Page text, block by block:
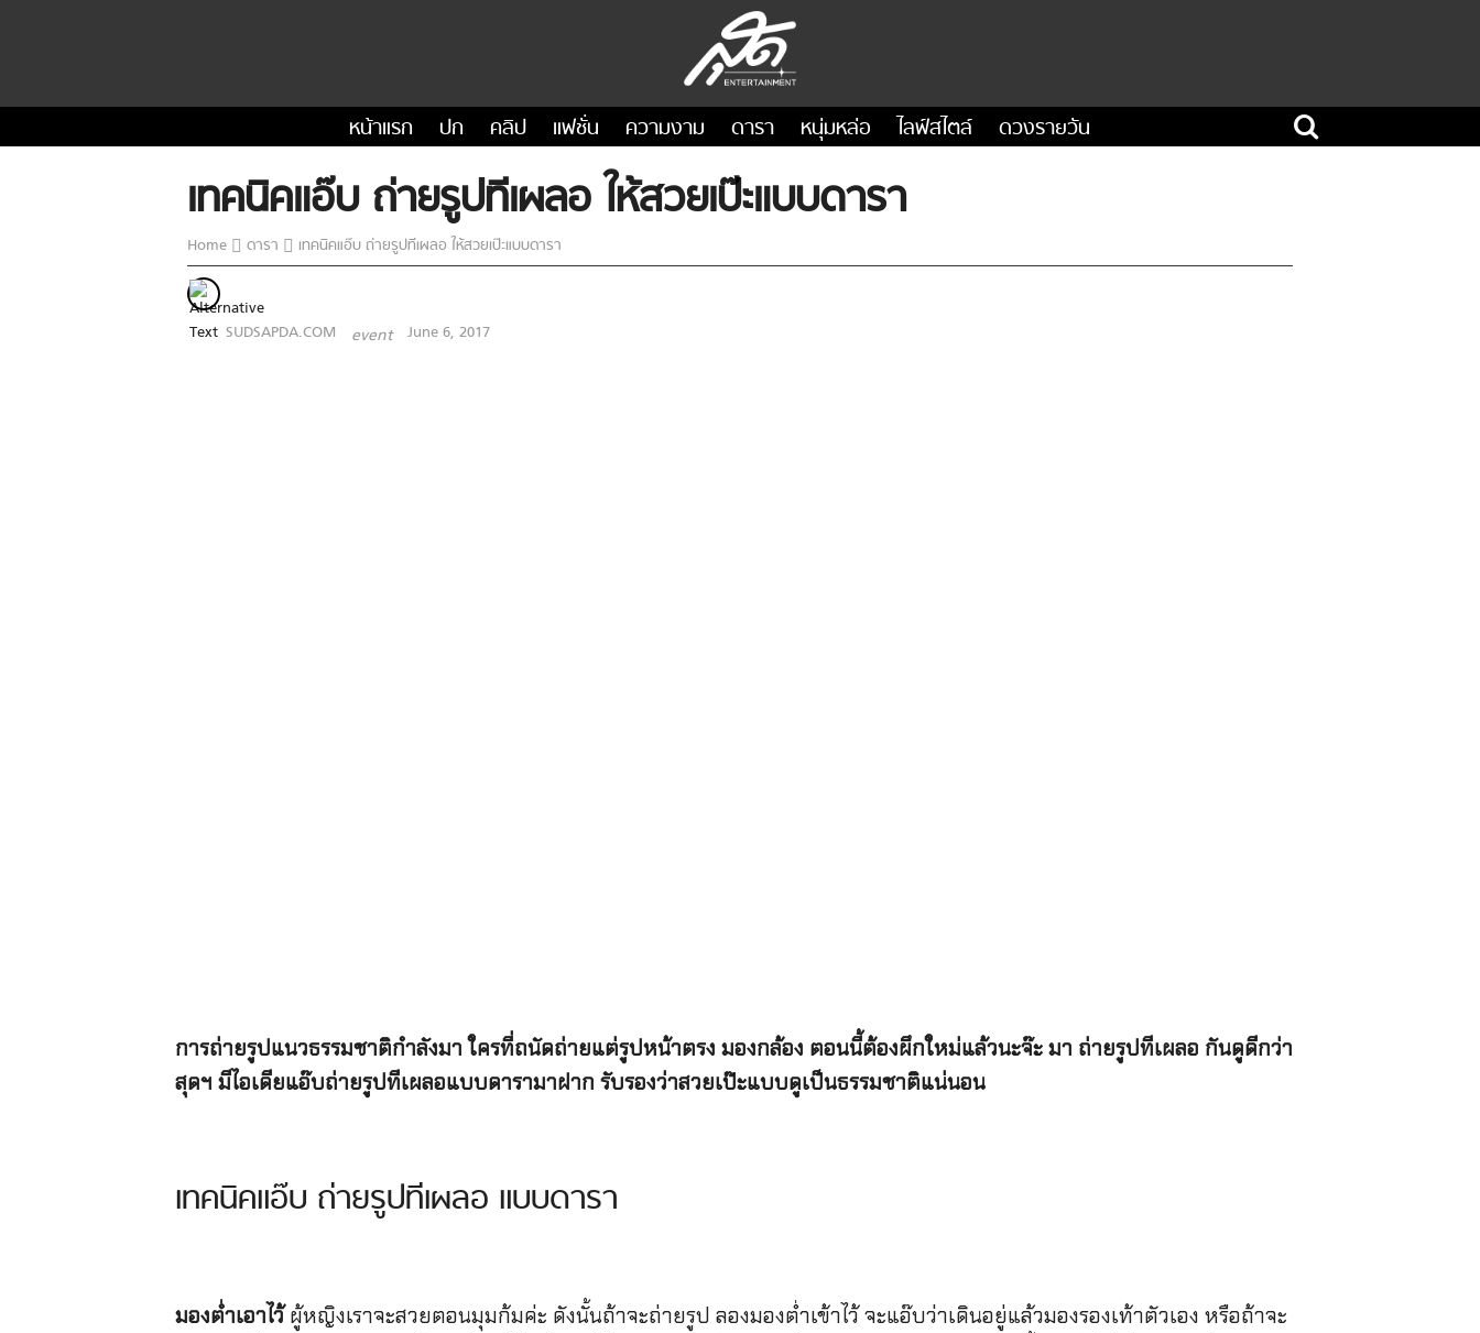
หน้าแรก ปก คลิป แฟชั่น ความงาม ดารา หนุ่มหล่อ ไลฟ์สไตล์ ดวงรายวัน
เทคนิคแอ๊บ ถ่ายรูปทีเผลอ ให้สวยเป๊ะแบบดารา
Home ดารา เทคนิคแอ๊บ ถ่ายรูปทีเผลอ ให้สวยเป๊ะแบบดารา
SUDSAPDA.COM event June 6, 2017
การถ่ายรูปแนวธรรมชาติกำลังมา ใครที่ถนัดถ่ายแต่รูปหน้าตรง มองกล้อง ตอนนี้ต้องผึกใหม่แล้วนะจ๊ะ มา ถ่ายรูปทีเผลอ กันดูดีกว่า
สุดฯ มีไอเดียแอ๊บถ่ายรูปทีเผลอแบบดารามาฝาก รับรองว่าสวยเป๊ะแบบดูเป็นธรรมชาติแน่นอน
เทคนิคแอ๊บ ถ่ายรูปทีเผลอ แบบดารา
มองต่ำเอาไว้ผู้หญิงเราจะสวยตอนมุมก้มค่ะ ดังนั้นถ้าจะถ่ายรูป ลองมองต่ำเข้าไว้ จะแอ๊บว่าเดินอยู่แล้วมองรองเท้าตัวเอง หรือถ้าจะ